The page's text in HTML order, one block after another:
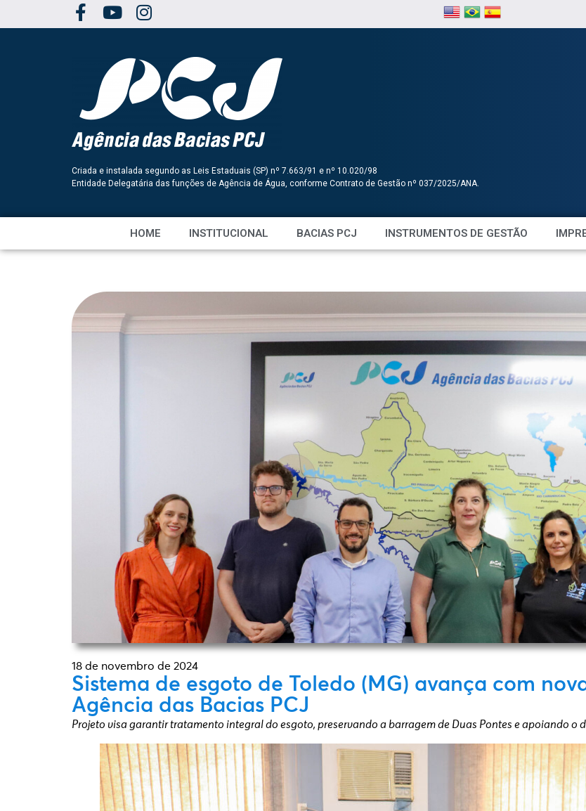
Criada e instalada segundo as Leis Estaduais (SP) nº 7.663/91 e nº 10.020/98
Entidade Delegatária das funções de Agência de Água, conforme Contrato de Gestão nº 037/2025/ANA.
HOME INSTITUCIONAL BACIAS PCJ INSTRUMENTOS DE GESTÃO
18 de novembro de 2024
Sistema de esgoto de Toledo (MG) avança com
Agência das Bacias PCJ
Projeto visa garantir tratamento integral do esgoto, preservando a barragem de Duas Pontes e apoiando